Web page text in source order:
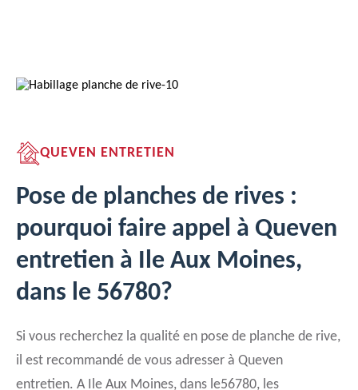
QUEVEN ENTRETIEN
Pose de planches de rives :
pourquoi faire appel à Queven
entretien à Ile Aux Moines,
dans le 56780?
Si vous recherchez la qualité en pose de planche de rive,
il est recommandé de vous adresser à Queven
entretien. A Ile Aux Moines, dans le56780, les